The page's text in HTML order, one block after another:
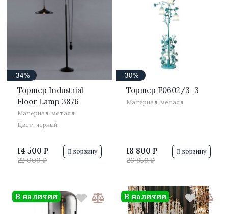
-34%
Торшер Industrial
Floor Lamp 3876
Материал: металл
Цвет: черный
14 500 ₽
22 000 ₽
В корзину
-30%
Торшер F0602/3+3
Материал: металл
18 800 ₽
26 850 ₽
В корзину
В наличии В наличии